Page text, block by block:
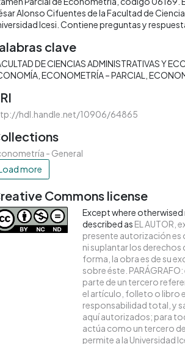
Alonso Cifuentes de la Facultad de
Icesi. Contiene preguntas y
clave
DE CIENCIAS ADMINISTRATIVAS Y
ECONOMETRÍA – PARCIAL
hdl.handle.net/10906/64865
- General
more
Commons license
Except where
described as EL AUTOR,
presente autorización es
ni suplantar los derechos
forma, la obra es de su
sobre éste.
parte de un tercero
el artículo, folleto o libro
responsabilidad total, y
aquí autorizados; para
actúa como un tercero
permite a la Universidad